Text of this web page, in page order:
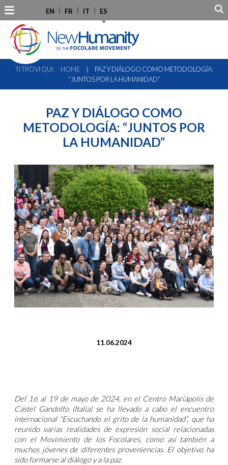
EN FR IT ES
TI TROVI QUI: HOME ⟩
PAZ Y DIÁLOGO COMO METODOLOGÍA:
“JUNTOS POR LA HUMANIDAD”
PAZ Y DIÁLOGO COMO
METODOLOGÍA: “JUNTOS POR
LA HUMANIDAD”
11.06.2024
Del 16 al 19 de mayo de 2024, en el Centro Mariápolis de
Castel Gandolfo (Italia) se ha llevado a cabo el encuentro
internacional “Escuchando el grito de la humanidad”, que ha
reunido varias realidades de expresión social relacionadas
con el Movimiento de los Focolares, como así también a
muchos jóvenes de diferentes proveniencias. El objetivo ha
sido formarse al diálogo y a la paz.